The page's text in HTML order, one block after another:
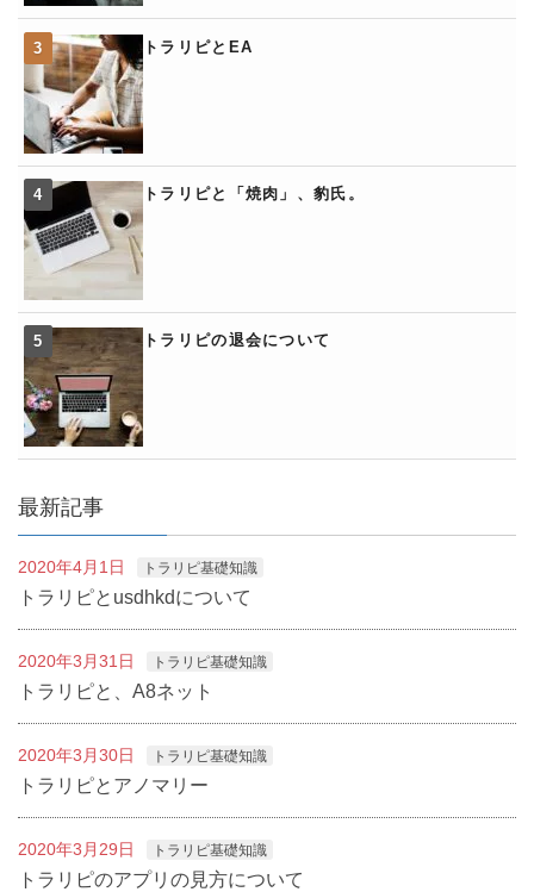
トラリピとEA
トラリピと「焼肉」、豹氏。
トラリピの退会について
最新記事
2020年4月1日 トラリピ基礎知識
トラリピとusdhkdについて
2020年3月31日 トラリピ基礎知識
トラリピと、A8ネット
2020年3月30日 トラリピ基礎知識
トラリピとアノマリー
2020年3月29日 トラリピ基礎知識
トラリピのアプリの見方について